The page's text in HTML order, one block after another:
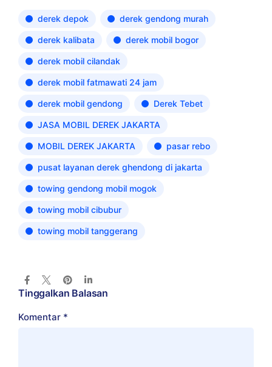
derek depok derek gendong murah
derek kalibata derek mobil bogor
derek mobil cilandak
derek mobil fatmawati 24 jam
derek mobil gendong Derek Tebet
JASA MOBIL DEREK JAKARTA
MOBIL DEREK JAKARTA pasar rebo
pusat layanan derek ghendong di jakarta
towing gendong mobil mogok
towing mobil cibubur
towing mobil tanggerang
Tinggalkan Balasan
Komentar *